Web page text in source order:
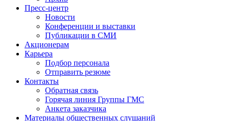
Пресс-центр
Новости
Конференции и выставки
Публикации в СМИ
Акционерам
Карьера
Подбор персонала
Отправить резюме
Контакты
Обратная связь
Горячая линия Группы ГМС
Анкета заказчика
Материалы общественных слушаний